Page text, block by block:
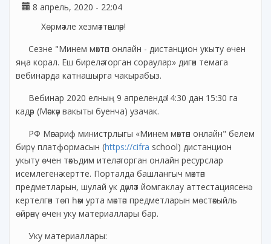
8 апрель, 2020 - 22:04
Хөрмәтле хезмәттәшләр!
Сезне "Минем мәктәп онлайн - дистанцион укыту өчен
яңа корал. Еш бирелә торган сораулар» дигән темага
вебинарда катнашырга чакырабыз.
Вебинар 2020 елның 9 апрелендә 14:30 дан 15:30 га
кадәр (Мәскәү вакыты буенча) узачак.
РФ Мәгариф министрлыгы «Минем мәктәп онлайн" белем
бирү платформасын (https://cifra school) дистанцион
укыту өчен тәкъдим ителә торган онлайн ресурслар
исемлегенә кертте. Порталда башлангыч мәктәп
предметларын, шулай ук дәүләт йомгаклау аттестациясенә
кертелгән төп һәм урта мәктәп предметларын мөстәкыйль
өйрәнү өчен уку материаллары бар.
Уку материаллары: